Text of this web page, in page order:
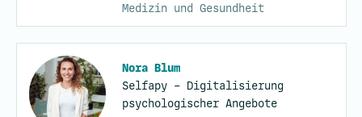
Medizin und Gesundheit
Nora Blum
Selfapy – Digitalisierung
psychologischer Angebote